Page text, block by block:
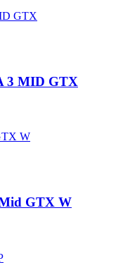
3 MID GTX
GTX W